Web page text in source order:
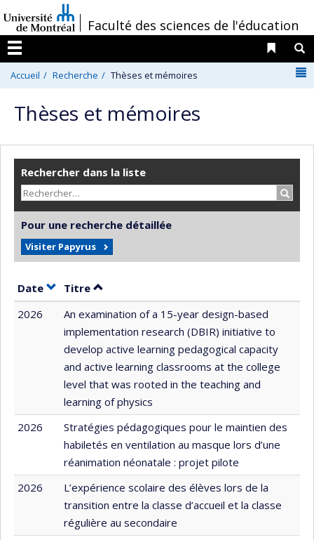
au
contenu
/Faculté des sciences de l'éducation
Menu
Liens
Accueil Recherche Thèses et mémoires
Thèses et mémoires
Rechercher dans la liste
Pour une recherche détaillée
Visiter Papyrus
Date Trier par date en ordre croissant
Titre Trier par titre en ordre croissant
2026
An examination of a 15-year design-based
implementation research (DBIR) initiative to
develop active learning pedagogical capacity
and active learning classrooms at the college
level that was rooted in the teaching and
learning of physics
2026
Stratégies pédagogiques pour le maintien des
habiletés en ventilation au masque lors d’une
réanimation néonatale : projet pilote
2026
L’expérience scolaire des élèves lors de la
transition entre la classe d’accueil et la classe
régulière au secondaire